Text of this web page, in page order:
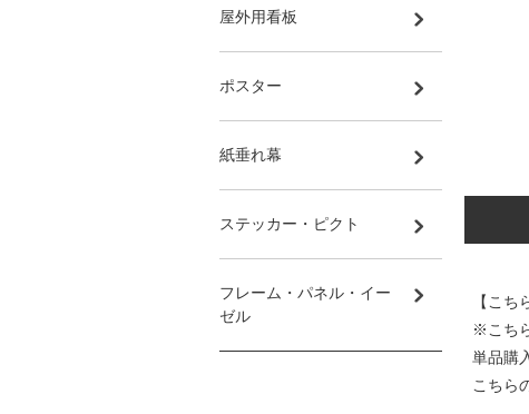
【こ
※こち
単品購
こちら
屋外用看板
ポスター
紙垂れ幕
ステッカー・ピクト
フレーム・パネル・イー
ゼル